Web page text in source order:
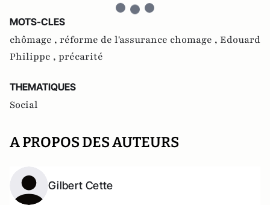
MOTS-CLES
chômage , réforme de l'assurance chomage , Edouard
Philippe , précarité
THEMATIQUES
Social
A PROPOS DES AUTEURS
Gilbert Cette